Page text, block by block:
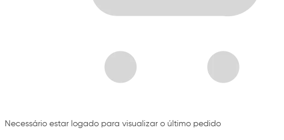
Necessário estar logado para visualizar o último pedido